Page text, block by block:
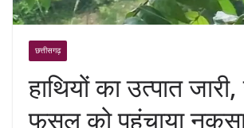
छत्तीसगढ़
हाथियों का उत्पात
फसल को पहुंचाया